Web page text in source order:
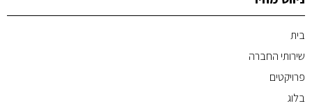
בית
שירותי החברה
פרויקטים
בלוג